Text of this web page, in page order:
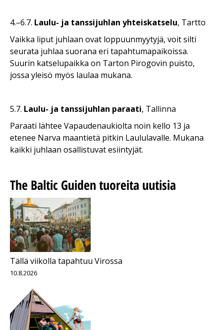
4.–6.7. Laulu- ja tanssijuhlan yhteiskatselu, Tartto
Vaikka liput juhlaan ovat loppuunmyytyjä, voit silti
seurata juhlaa suorana eri tapahtumapaikoissa.
Suurin katselupaikka on Tarton Pirogovin puisto,
jossa yleisö myös laulaa mukana.
5.7. Laulu- ja tanssijuhlan paraati, Tallinna
Paraati lähtee Vapaudenaukiolta noin kello 13 ja
etenee Narva maantietä pitkin Laululavalle. Mukana
kaikki juhlaan osallistuvat esiintyjät.
The Baltic Guiden tuoreita uutisia
Tällä viikolla tapahtuu Virossa
10.8.2026